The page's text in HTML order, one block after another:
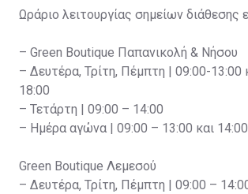
Ωράριο λειτουργίας σημείων διάθεσης
– Green Boutique Παπανικολή & Νήσου
– Δευτέρα, Τρίτη, Πέμπτη | 09:00-13:00
18:00
– Τετάρτη | 09:00 – 14:00
– Ημέρα αγώνα | 09:00 – 13:00 και
Green Boutique Λεμεσού
– Δευτέρα, Τρίτη, Πέμπτη | 09:00 –